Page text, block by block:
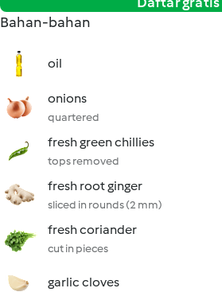
Bahan-bahan
oil
onions
quartered
fresh green chillies
tops removed
fresh root ginger
sliced in rounds (2 mm)
fresh coriander
cut in pieces
garlic cloves